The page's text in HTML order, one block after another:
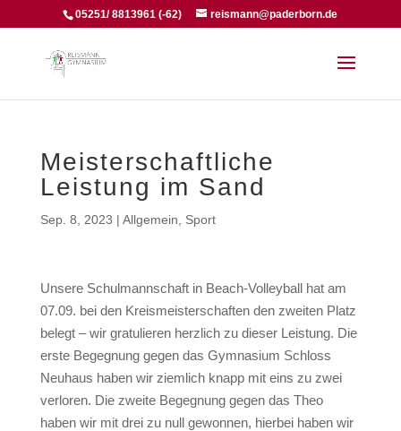
05251/ 8813961 (-62) reismann@paderborn.de
Meisterschaftliche
Leistung im Sand
Sep. 8, 2023 | Allgemein Sport
Unsere Schulmannschaft in Beach-Volleyball hat am
07.09. bei den Kreismeisterschaften den zweiten Platz
belegt – wir gratulieren herzlich zu dieser Leistung. Die
erste Begegnung gegen das Gymnasium Schloss
Neuhaus haben wir ziemlich knapp mit eins zu zwei
verloren. Die zweite Begegnung gegen das Theo
haben wir mit drei zu null gewonnen, hierbei haben wir